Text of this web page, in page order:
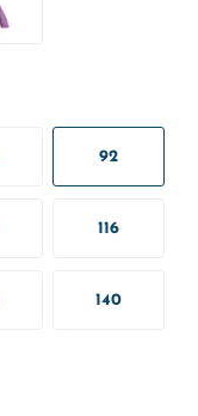
92
116
140